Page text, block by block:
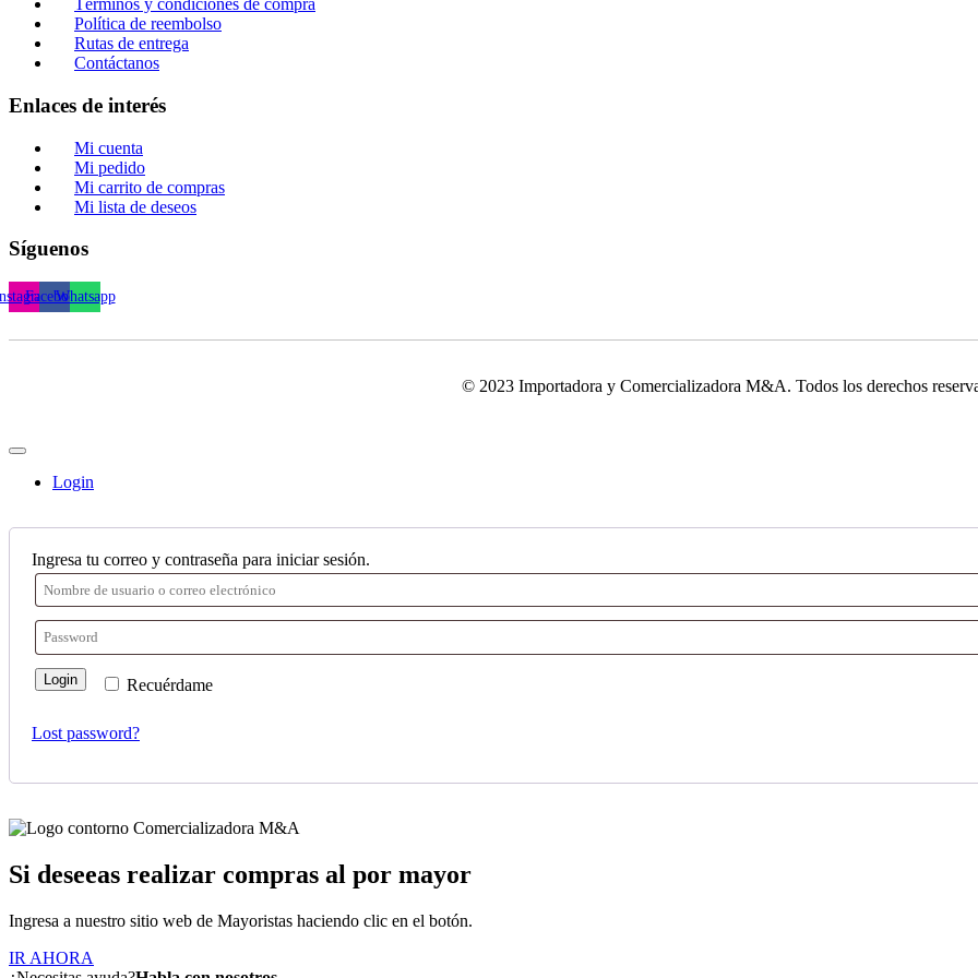
Términos y condiciones de compra
Política de reembolso
Rutas de entrega
Contáctanos
Enlaces de interés
Mi cuenta
Mi pedido
Mi carrito de compras
Mi lista de deseos
Síguenos
FacebookWhatsapp
© 2023 Importadora y Comercializadora M&A. Todos los derechos
Login
Ingresa tu correo y contraseña para iniciar sesión.
Recuérdame
Login
Lost password?
Si deseeas realizar compras al por mayor
Ingresa a nuestro sitio web de Mayoristas haciendo clic en el botón.
IR AHORA